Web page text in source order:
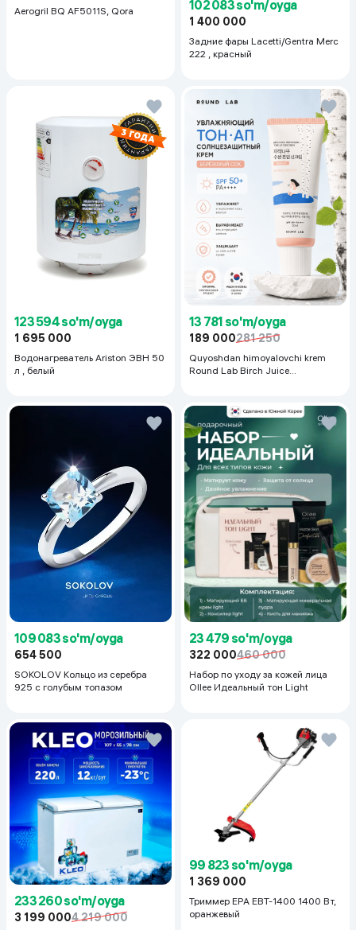
Aerogril BQ AF5011S, Qora 102 083 so'm/oyga
1 400 000
Задние фары Lacetti/Gentra Merc
222 , красный
123 594 so'm/oyga
1 695 000
Водонагреватель Ariston ЭВН 50
л , белый
13 781 so'm/oyga
189 000281 250
Quyoshdan himoyalovchi krem
Round Lab Birch Juice
109 083 so'm/oyga
654 500
SOKOLOV Кольцо из серебра
925 с голубым топазом
23 479 so'm/oyga
322 000460 000
Набор по уходу за кожей лица
Ollee Идеальный тон Light
233 260 so'm/oyga
3 199 0004 219 000
99 823 so'm/oyga
1 369 000
Триммер EPA EBT-1400 1400 Вт,
оранжевый